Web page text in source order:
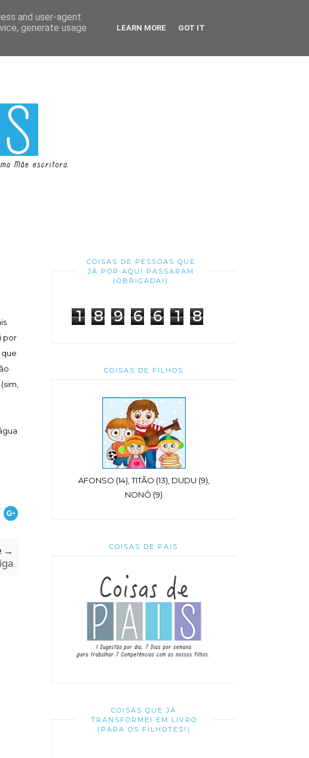
por
→
COISAS DE PESSOAS QUE
JÁ POR AQUI PASSARAM
(OBRIGADA!)
1 8 9 6 6 1 8
COISAS DE FILHOS
AFONSO (14), TITÃO (13), DUDU (9),
NONÔ (9)
COISAS DE PAIS
COISAS QUE JÁ
TRANSFORMEI EM LIVRO
(PARA OS FILHOTES!)
and user-agent
generate usage
LEARN MORE GOT IT